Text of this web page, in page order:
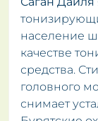
население
качестве
средства.
головного
снимает